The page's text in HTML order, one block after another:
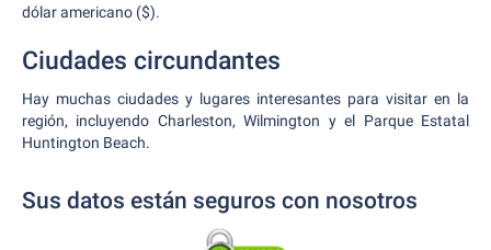
dólar americano ($).
Ciudades circundantes
Hay muchas ciudades y lugares interesantes para visitar en la
región, incluyendo Charleston, Wilmington y el Parque Estatal
Huntington Beach.
Sus datos están seguros con nosotros